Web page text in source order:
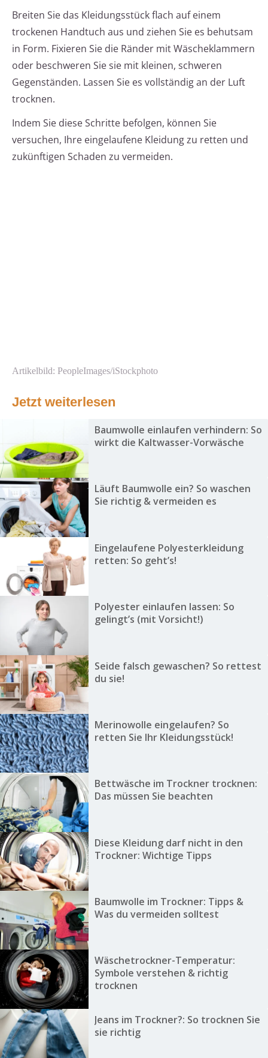
Breiten Sie das Kleidungsstück flach auf einem
trockenen Handtuch aus und ziehen Sie es behutsam
in Form. Fixieren Sie die Ränder mit Wäscheklammern
oder beschweren Sie sie mit kleinen, schweren
Gegenständen. Lassen Sie es vollständig an der Luft
trocknen.
Indem Sie diese Schritte befolgen, können Sie
versuchen, Ihre eingelaufene Kleidung zu retten und
zukünftigen Schaden zu vermeiden.
Artikelbild: PeopleImages/iStockphoto
Jetzt weiterlesen
Baumwolle einlaufen verhindern: So
wirkt die Kaltwasser-Vorwäsche
Läuft Baumwolle ein? So waschen
Sie richtig & vermeiden es
Eingelaufene Polyesterkleidung
retten: So geht’s!
Polyester einlaufen lassen: So
gelingt’s (mit Vorsicht!)
Seide falsch gewaschen? So rettest
du sie!
Merinowolle eingelaufen? So
retten Sie Ihr Kleidungsstück!
Bettwäsche im Trockner trocknen:
Das müssen Sie beachten
Diese Kleidung darf nicht in den
Trockner: Wichtige Tipps
Baumwolle im Trockner: Tipps &
Was du vermeiden solltest
Wäschetrockner-Temperatur:
Symbole verstehen & richtig
trocknen
Jeans im Trockner?: So trocknen Sie
sie richtig